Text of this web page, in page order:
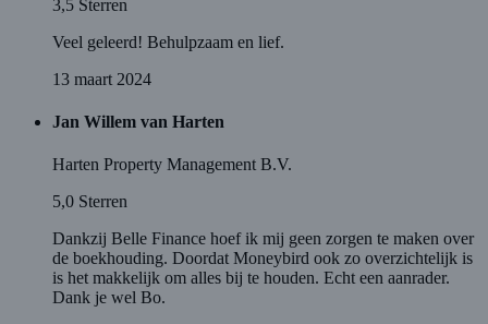
3,5 Sterren
Veel geleerd! Behulpzaam en lief.
13 maart 2024
Jan Willem van Harten
Harten Property Management B.V.
5,0 Sterren
Dankzij Belle Finance hoef ik mij geen zorgen te maken over
de boekhouding. Doordat Moneybird ook zo overzichtelijk is
is het makkelijk om alles bij te houden. Echt een aanrader.
Dank je wel Bo.